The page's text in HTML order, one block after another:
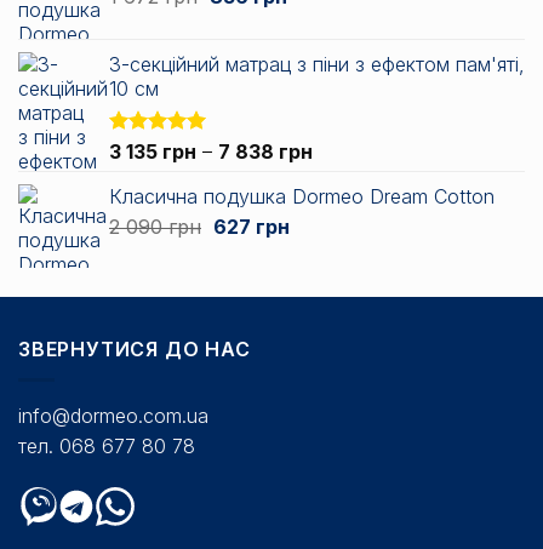
672 грн.
3-секційний матрац з піни з ефектом пам'яті,
10 см
Оцінено в
з 5
3 135 грн – 7 838 грн
від
7
Класична подушка Dormeo Dream Cotton
2 090грн Оригінальна
090 грн.
627 грнПоточна
ЗВЕРНУТИСЯ ДО НАС
info@dormeo.com.ua
тел. 068 677 80 78